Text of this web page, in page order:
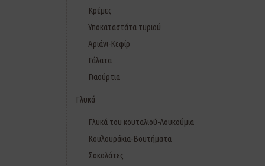
Κρέμες
Υποκαταστάτα τυριού
Αριάνι-Κεφίρ
Γάλατα
Γιαούρτια
Γλυκά
Γλυκά του κουταλιού-Λουκούμια
Κουλουράκια-Βουτήματα
Σοκολάτες